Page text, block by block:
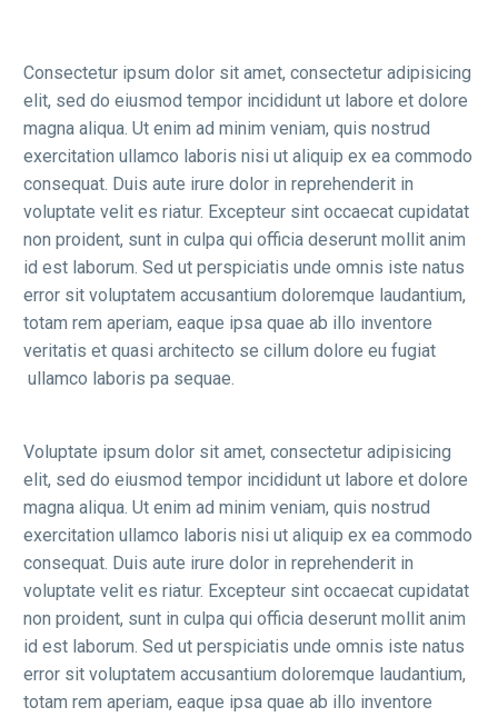
Consectetur ipsum dolor sit amet, consectetur adipisicing
elit, sed do eiusmod tempor incididunt ut labore et dolore
magna aliqua. Ut enim ad minim veniam, quis nostrud
exercitation ullamco laboris nisi ut aliquip ex ea commodo
consequat. Duis aute irure dolor in reprehenderit in
voluptate velit es riatur. Excepteur sint occaecat cupidatat
non proident, sunt in culpa qui officia deserunt mollit anim
id est laborum. Sed ut perspiciatis unde omnis iste natus
error sit voluptatem accusantium doloremque laudantium,
totam rem aperiam, eaque ipsa quae ab illo inventore
veritatis et quasi architecto se cillum dolore eu fugiat
ullamco laboris pa sequae.
Voluptate ipsum dolor sit amet, consectetur adipisicing
elit, sed do eiusmod tempor incididunt ut labore et dolore
magna aliqua. Ut enim ad minim veniam, quis nostrud
exercitation ullamco laboris nisi ut aliquip ex ea commodo
consequat. Duis aute irure dolor in reprehenderit in
voluptate velit es riatur. Excepteur sint occaecat cupidatat
non proident, sunt in culpa qui officia deserunt mollit anim
id est laborum. Sed ut perspiciatis unde omnis iste natus
error sit voluptatem accusantium doloremque laudantium,
totam rem aperiam, eaque ipsa quae ab illo inventore